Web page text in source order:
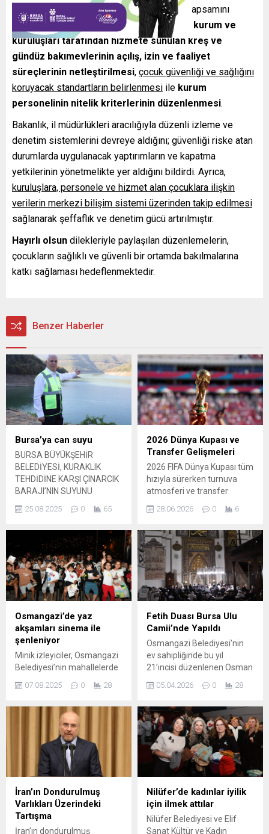
sosyal medya paylaşımında yönetmeliğin kapsamını
özetledi ve şu hususlara vurgu yaptı:kamu kurum ve
kuruluşları tarafından hizmete sunulan kreş ve
gündüz bakımevlerinin açılış, izin ve faaliyet
süreçlerinin netleştirilmesi, çocuk güvenliği ve sağlığını
koruyacak standartların belirlenmesi ile kurum
personelinin nitelik kriterlerinin düzenlenmesi.
Bakanlık, il müdürlükleri aracılığıyla düzenli izleme ve
denetim sistemlerini devreye aldığını; güvenliği riske atan
durumlarda uygulanacak yaptırımların ve kapatma
yetkilerinin yönetmelikte yer aldığını bildirdi. Ayrıca,
kuruluşlara, personele ve hizmet alan çocuklara ilişkin
verilerin merkezi bilişim sistemi üzerinden takip edilmesi
sağlanarak şeffaflık ve denetim gücü artırılmıştır.
Hayırlı olsun dilekleriyle paylaşılan düzenlemelerin,
çocukların sağlıklı ve güvenli bir ortamda bakılmalarına
katkı sağlaması hedeflenmektedir.
Benzer Haberler
Bursa’ya can suyu
BURSA BÜYÜKŞEHİR
BELEDİYESİ, KURAKLIK
TEHDİDİNE KARŞI ÇINARCIK
BARAJI’NIN SUYUNU
BYPASS HATTI
PROJESİYLE 9 AY ERKEN
Nilüfer Barajı’nın tamamen
kuruduğu, Doğancı Barajı’nın
kritik seviyelere indiği
Bursa’da Büyükşehir’in 9 ay
erken tamamladığı bypass
hattı 1 Eylül’de devreye
giriyor. Vana 1 Eylül’de
açılıyor Nilüfer ve Doğancı
barajlarındaki kritik doluluk
oranları, kentin...
25.08.2025 0 65
2026 Dünya Kupası ve
Transfer Gelişmeleri
2026 FIFA Dünya Kupası tüm
hızıyla sürerken turnuva
atmosferi ve transfer
dedikoduları futbola yön
veriyor. Avrupa’nın dev
gelen takımları, kadrolarını
güçlendirmek için yoğun bir
takvim içinde hareket ediyor.
Türkiye’de Galatasaray,
Fenerbahçe, Beşiktaş ve
Trabzonspor başta olmak
üzere birçok ekip yeni sezon
öncesi strateji belirliyor; aynı
28.06.2026 0 6
Osmangazi’de yaz
akşamları sinema ile
şenleniyor
Minik izleyiciler, Osmangazi
Belediyesi’nin mahallelerde
sinema gösterimlerinde
Osmangazi Belediyesi, yaz
aylarını çocuklar için
eğlenceli ve unutulmaz
anlara dönüştürüyor.
“Osmangazi’de Yaz
Etkinliği” programı
kapsamında düzenlenen
açık hava sinema
gösterimleri, mahallelerde
çocuklarla buluşarak hem
07.08.2025 0 28
Fetih Duası Bursa Ulu
Camii’nde Yapıldı
Osmangazi Belediyesi’nin
ev sahipliğinde bu yıl
21’incisi düzenlenen Osman
Fethi etkinlikleri
Camii’nde fetih duası
gerçekleştirildi. Bursa’nın
fethinin 700’üncü yılı
dolayısıyla gerçekleştirilen
program, kentin köklü
tarihine ve manevi
değerlerine yakışır bir
atmosferde gerçekleşti.
Tarihi Ulu Cami’nin manevi
atmosferinde gerçekleşen
05.04.2026 0 28
İran’ın Dondurulmuş
Varlıkları Üzerindeki
Tartışma
İran’ın dondurulmuş
Nilüfer’de kadınlar iyilik
için ilmek attılar
Nilüfer Belediyesi ve Elif
Sanat Kültür ve Kadın